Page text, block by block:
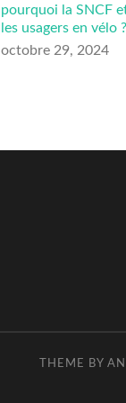
pourquoi la SNCF
les usagers en vélo ?
octobre 29, 2024
THEME BY